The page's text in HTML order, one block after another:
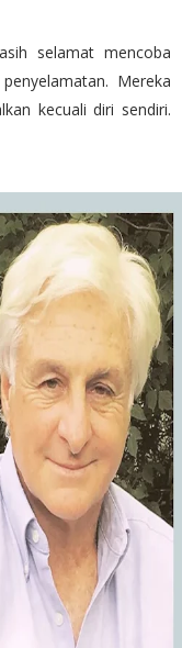
selamat mencoba
Mereka
kecuali diri sendiri.